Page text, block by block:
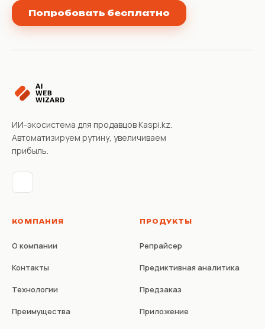
Попробовать бесплатно
ИИ-экосистема для продавцов Kaspi.kz.
Автоматизируем рутину, увеличиваем
прибыль.
КОМПАНИЯ
О компании
Контакты
Технологии
Преимущества
ПРОДУКТЫ
Репрайсер
Предиктивная аналитика
Предзаказ
Приложение